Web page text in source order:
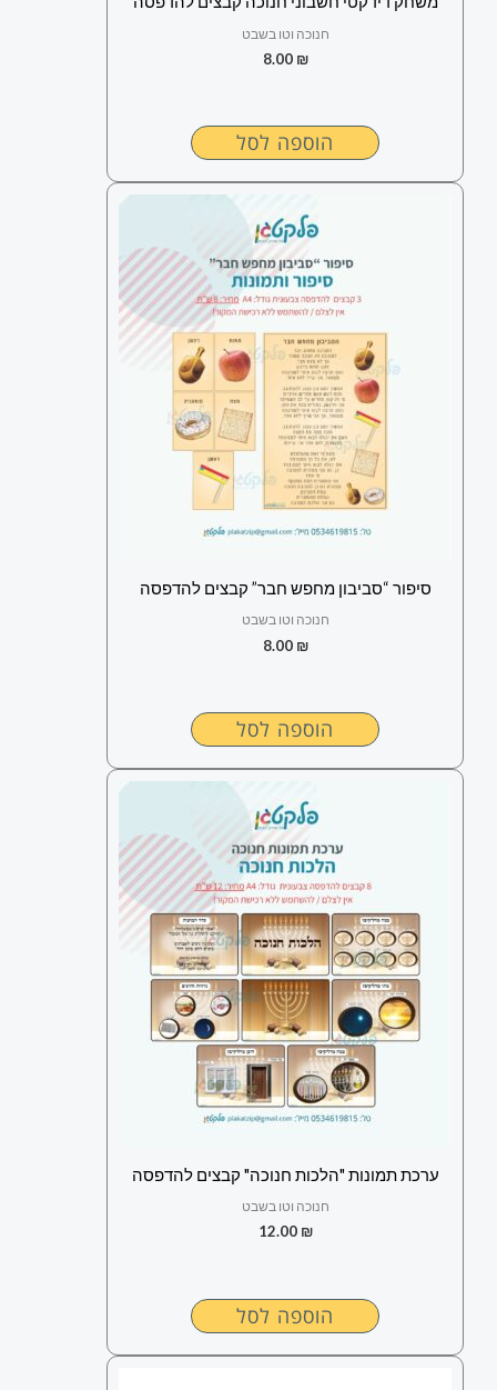
חנוכה וטו בשבט
8.00 ₪
הוספה לסל
סיפור “סביבון מחפש חבר” קבצים להדפסה
חנוכה וטו בשבט
8.00 ₪
הוספה לסל
ערכת תמונות "הלכות חנוכה" קבצים להדפסה
חנוכה וטו בשבט
12.00 ₪
הוספה לסל